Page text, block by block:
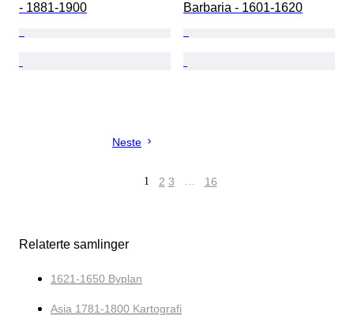
- 1881-1900
Barbaria - 1601-1620
Neste
1 2 3 … 16
Relaterte samlinger
1621-1650 Byplan
Asia 1781-1800 Kartografi